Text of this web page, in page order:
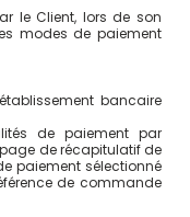
le Client, lors de son
modes de paiement
bancaire
de paiement par
de récapitulatif de
paiement sélectionné
de commande